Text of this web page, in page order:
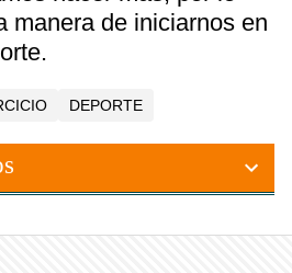
manera de iniciarnos en
DEPORTE